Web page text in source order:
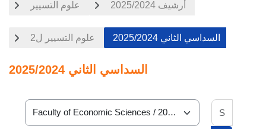
علوم التسيير أرشيف 2025/2024
علوم التسيير ل2 السداسي الثاني 2025/2024
السداسي الثاني 2025/2024
Course categories